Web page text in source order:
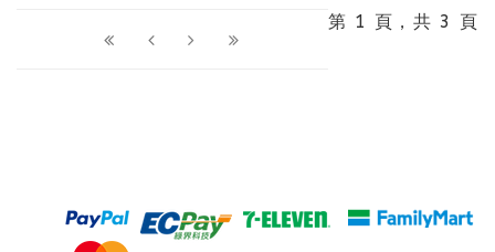
第 1 頁，共 3 頁